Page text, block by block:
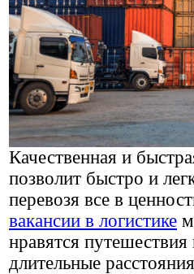
Качественная и
позволит быстро и
перевозя все в
вакансии в логистике
нравятся
длительные